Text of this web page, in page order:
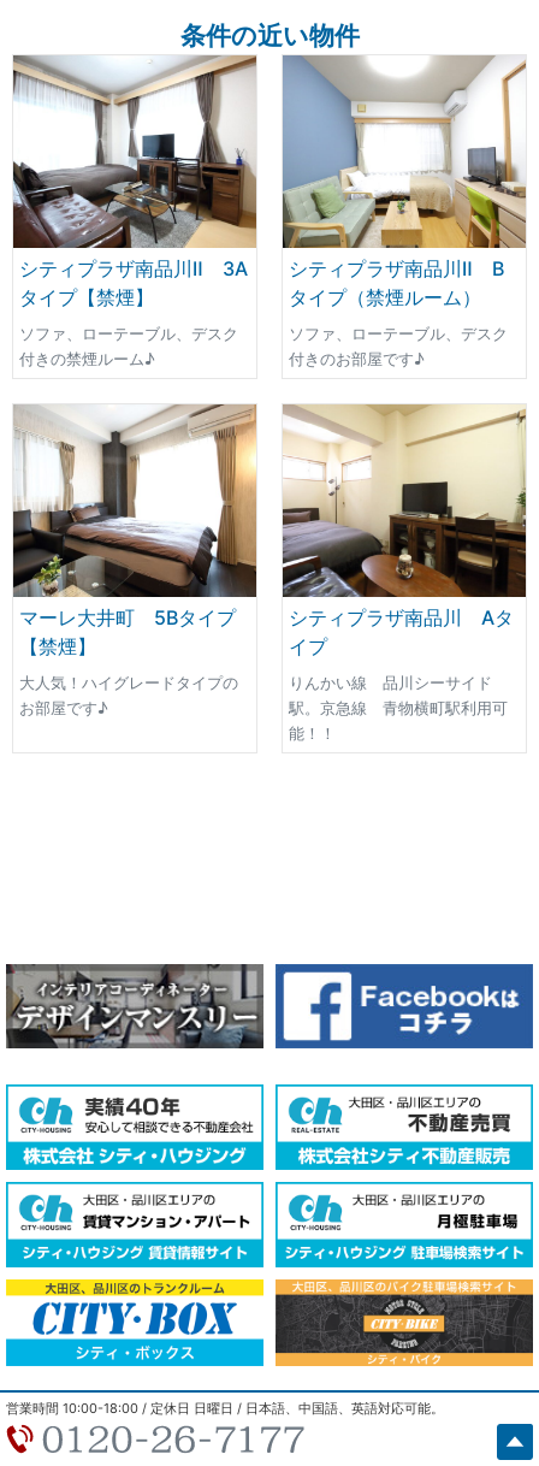
条件の近い物件
シティプラザ南品川Ⅱ 3A
タイプ【禁煙】
ソファ、ローテーブル、デスク
付きの禁煙ルーム♪
シティプラザ南品川Ⅱ B
タイプ（禁煙ルーム）
ソファ、ローテーブル、デスク
付きのお部屋です♪
マーレ大井町 5Bタイプ
【禁煙】
大人気！ハイグレードタイプの
お部屋です♪
シティプラザ南品川 Aタ
イプ
りんかい線 品川シーサイド
駅。京急線 青物横町駅利用可
能！！
COPYRIGHT © 2018 - 2026 cityhousing Co.,LTD. ALL RIGHTS
RESERVED.
営業時間 10:00-18:00 / 定休日 日曜日 / 日本語、中国語、英語対応可能。